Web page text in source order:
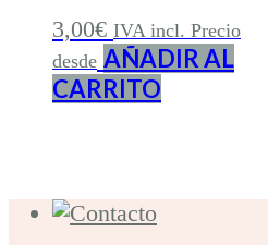
3,00€ IVA incl. Precio
desde AÑADIR AL
CARRITO